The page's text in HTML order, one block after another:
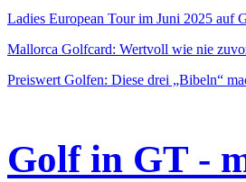
Ladies European Tour im Juni 2025 auf
Mallorca Golfcard: Wertvoll wie nie
Preiswert Golfen: Diese drei „Bibeln“
Golf in GT -